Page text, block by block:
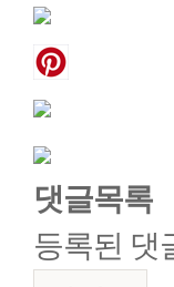
댓글목록
등록된 댓